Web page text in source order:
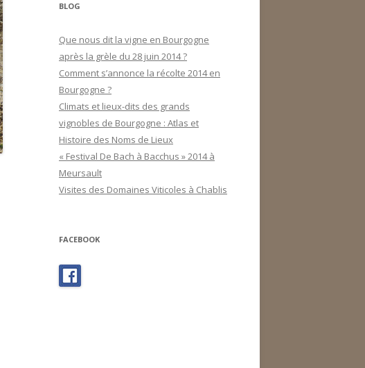
BLOG
Que nous dit la vigne en Bourgogne
après la grèle du 28 juin 2014 ?
Comment s’annonce la récolte 2014 en
Bourgogne ?
Climats et lieux-dits des grands
vignobles de Bourgogne : Atlas et
Histoire des Noms de Lieux
« Festival De Bach à Bacchus » 2014 à
Meursault
Visites des Domaines Viticoles à Chablis
FACEBOOK